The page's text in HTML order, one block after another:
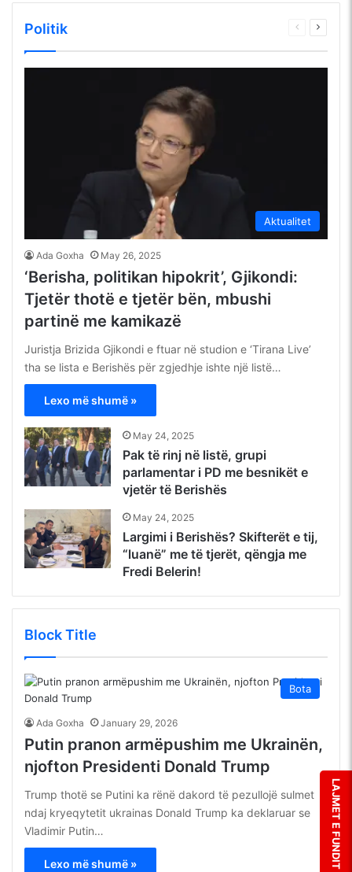
Politik
Faqja
Aktualitet
Ada Goxha May 26, 2025
‘Berisha, politikan hipokrit’, Gjikondi:
Tjetër thotë e tjetër bën, mbushi
partinë me kamikazë
Juristja Brizida Gjikondi e ftuar në studion e ‘Tirana Live’
tha se lista e Berishës për zgjedhje ishte një listë…
Lexo më shumë »
May 24, 2025
Pak të rinj në listë, grupi
parlamentar i PD me besnikët e
vjetër të Berishës
May 24, 2025
Largimi i Berishës? Skifterët e tij,
“luanë” me të tjerët, qëngja me
Fredi Belerin!
Block Title
Bota
Ada Goxha January 29, 2026
Putin pranon armëpushim me Ukrainën,
njofton Presidenti Donald Trump
Trump thotë se Putini ka rënë dakord të pezullojë sulmet
ndaj kryeqytetit ukrainas Donald Trump ka deklaruar se
Vladimir Putin…
Lexo më shumë » LAJMET E FUNDIT